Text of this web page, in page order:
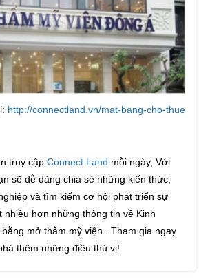
http://connectland.vn/mat-bang-cho-thue
truy cập Connect Land mỗi ngày, Với
sẽ dễ dàng chia sẻ những kiến thức,
và tìm kiếm cơ hội phát triển sự
nhiều hơn những thông tin về Kinh
mở thẫm mỹ viện . Tham gia ngay
thêm những điều thú vị!